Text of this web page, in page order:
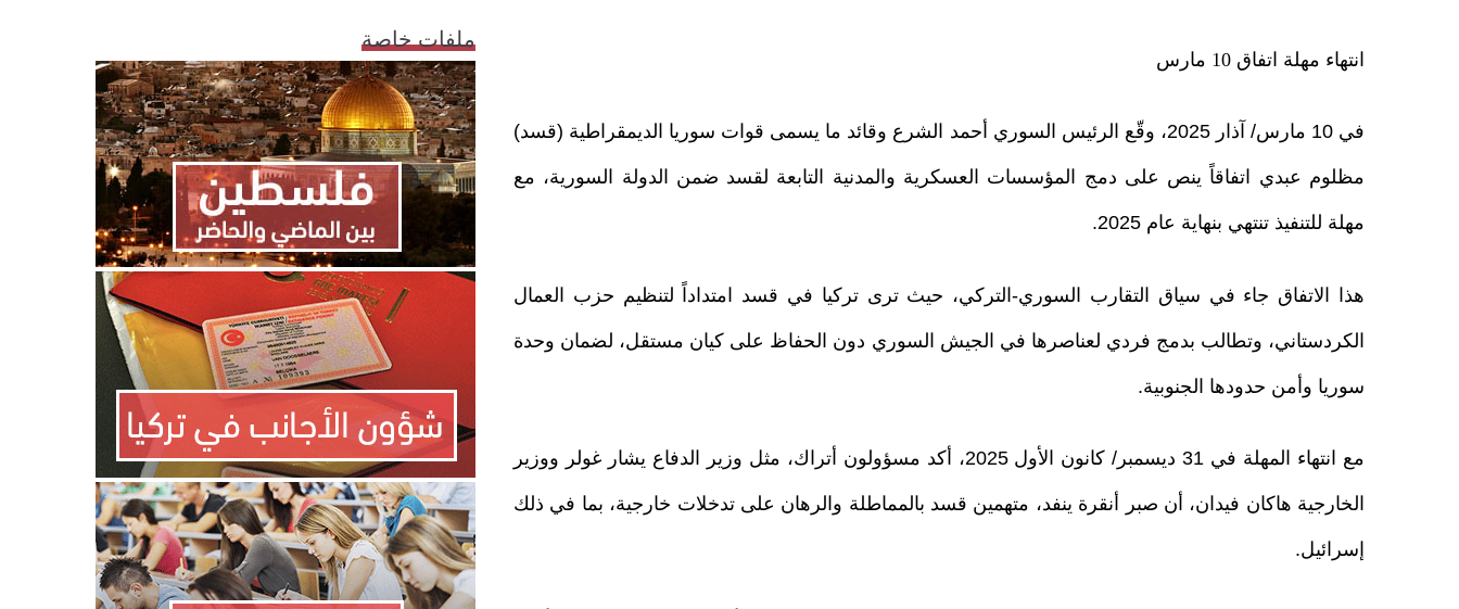
انتهاء مهلة اتفاق 10 مارس
في 10 مارس/ آذار 2025، وقّع الرئيس السوري أحمد الشرع وقائد ما يسمى قوات سوريا الديمقراطية (قسد)
مظلوم عبدي اتفاقاً ينص على دمج المؤسسات العسكرية والمدنية التابعة لقسد ضمن الدولة السورية، مع
مهلة للتنفيذ تنتهي بنهاية عام 2025.
هذا الاتفاق جاء في سياق التقارب السوري-التركي، حيث ترى تركيا في قسد امتداداً لتنظيم حزب العمال
الكردستاني، وتطالب بدمج فردي لعناصرها في الجيش السوري دون الحفاظ على كيان مستقل، لضمان وحدة
سوريا وأمن حدودها الجنوبية.
مع انتهاء المهلة في 31 ديسمبر/ كانون الأول 2025، أكد مسؤولون أتراك، مثل وزير الدفاع يشار غولر ووزير
الخارجية هاكان فيدان، أن صبر أنقرة ينفد، متهمين قسد بالمماطلة والرهان على تدخلات خارجية، بما في ذلك
إسرائيل.
ملفات خاصة